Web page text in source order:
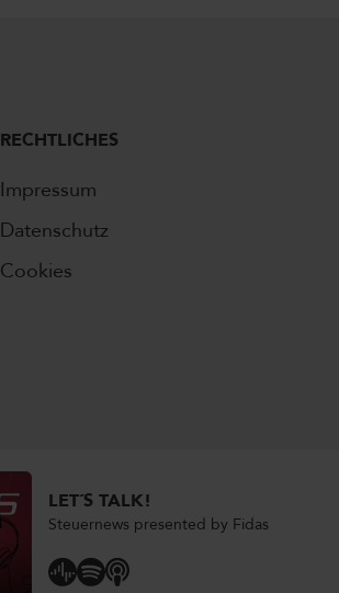
RECHTLICHES
Impressum
Datenschutz
Cookies
LET´S TALK!
Steuernews presented by Fidas